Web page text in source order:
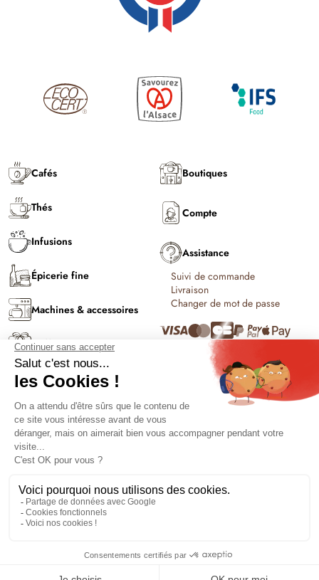
Cafés
Thés
Infusions
Épicerie fine
Machines & accessoires
Coffrets & cadeaux
C'est l'été !
Boutiques
Compte
Assistance
Suivi de commande
Livraison
Changer de mot de passe
Solutions PRO
Conditions générales de vente et
Mentions légales